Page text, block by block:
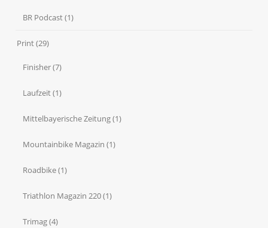
BR Podcast(1)
Print(29)
Finisher(7)
Laufzeit(1)
Mittelbayerische Zeitung(1)
Mountainbike Magazin (1)
Roadbike(1)
Triathlon Magazin 220(1)
Trimag(4)